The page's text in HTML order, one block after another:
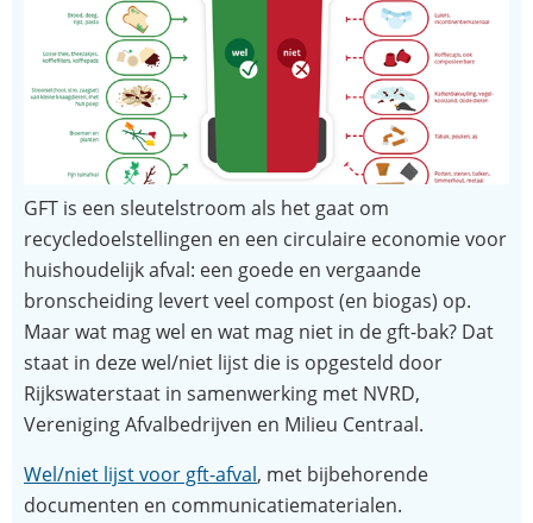
GFT is een sleutelstroom als het gaat om
recycledoelstellingen en een circulaire economie voor
huishoudelijk afval: een goede en vergaande
bronscheiding levert veel compost (en biogas) op.
Maar wat mag wel en wat mag niet in de gft-bak? Dat
staat in deze wel/niet lijst die is opgesteld door
Rijkswaterstaat in samenwerking met NVRD,
Vereniging Afvalbedrijven en Milieu Centraal.
Wel/niet lijst voor gft-afval, met bijbehorende
documenten en communicatiematerialen.